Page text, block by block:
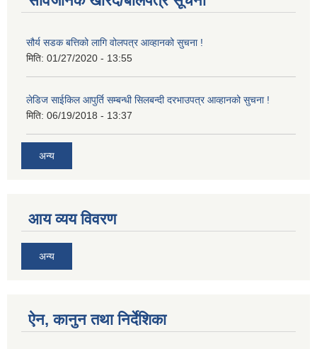
सौर्य सडक बत्तिको लागि वोलपत्र आव्हानको सुचना !
मिति: 01/27/2020 - 13:55
लेडिज साईकिल आपुर्ति सम्बन्धी सिलबन्दी दरभाउपत्र आव्हानको सुचना !
मिति: 06/19/2018 - 13:37
अन्य
आय व्यय विवरण
अन्य
ऐन, कानुन तथा निर्देशिका